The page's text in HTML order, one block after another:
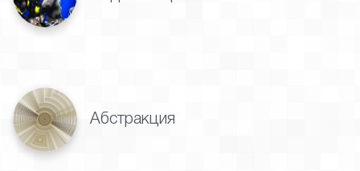
Абстракция